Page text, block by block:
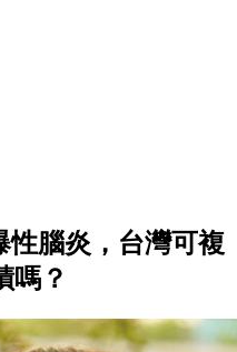
腦炎，台灣可複
嗎？